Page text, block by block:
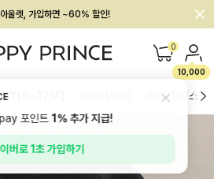
울렛, 가입하면 ~60% 할인!
십 최대 28,000원 혜택 0
10,000
하의/레깅스
포인트1%추가 지급!
버로 1초 가입하기